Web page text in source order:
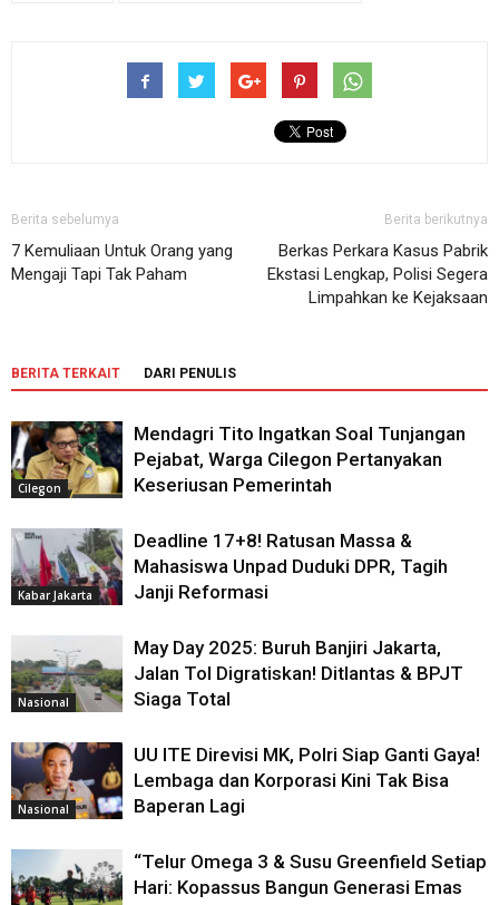
Berita sebelumya
7 Kemuliaan Untuk Orang yang
Mengaji Tapi Tak Paham
Berita berikutnya
Berkas Perkara Kasus Pabrik
Ekstasi Lengkap, Polisi Segera
Limpahkan ke Kejaksaan
BERITA TERKAIT DARI PENULIS
Cilegon
Mendagri Tito Ingatkan Soal Tunjangan
Pejabat, Warga Cilegon Pertanyakan
Keseriusan Pemerintah
Kabar Jakarta
Deadline 17+8! Ratusan Massa &
Mahasiswa Unpad Duduki DPR, Tagih
Janji Reformasi
Nasional
May Day 2025: Buruh Banjiri Jakarta,
Jalan Tol Digratiskan! Ditlantas & BPJT
Siaga Total
Nasional
UU ITE Direvisi MK, Polri Siap Ganti Gaya!
Lembaga dan Korporasi Kini Tak Bisa
Baperan Lagi
“Telur Omega 3 & Susu Greenfield Setiap
Hari: Kopassus Bangun Generasi Emas